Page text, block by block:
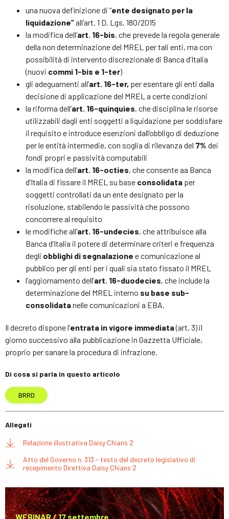
una nuova definizione di “ente designato per la
liquidazione”all’art. 1 D. Lgs. 180/2015
la modifica dell’art. 16-bis, che prevede la regola generale
della non determinazione del MREL per tali enti, ma con
possibilità di intervento discrezionale di Banca d’Italia
(nuovi commi 1-bis e 1-ter)
gli adeguamenti all’art. 16-ter, per esentare gli enti dalla
decisione di applicazione del MREL a certe condizioni
la riforma dell’art. 16-quinquies, che disciplina le risorse
utilizzabili dagli enti soggetti a liquidazione per soddisfare
il requisito e introduce esenzioni dall’obbligo di deduzione
per le entità intermedie, con soglia di rilevanza del 7% dei
fondi propri e passività computabili
la modifica dell’art. 16-octies, che consente aa Banca
d’Italia di fissare il MREL su base consolidata per
soggetti controllati da un ente designato per la
risoluzione, stabilendo le passività che possono
concorrere al requisito
le modifiche all’art. 16-undecies, che attribuisce alla
Banca d’Italia il potere di determinare criteri e frequenza
degli obblighi di segnalazione e comunicazione al
pubblico per gli enti per i quali sia stato fissato il MREL
l’aggiornamento dell’art. 16-duodecies, che include la
determinazione del MREL interno su base sub-
consolidatanelle comunicazioni a EBA.
Il decreto dispone l’entrata in vigore immediata(art. 3) il
giorno successivo alla pubblicazione in Gazzetta Ufficiale,
proprio per sanare la procedura di infrazione.
Di cosa si parla in questo articolo
BRRD
Allegati
Relazione illustrativa Daisy Chians 2
Atto del Governo n. 313 - testo del decreto legislativo di
recepimento Direttiva Daisy Chians 2
WEBINAR / 17 settembre